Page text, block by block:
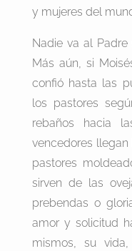
y mujeres del
Nadie va al Padre
Más aún, si
confió hasta las
los pastores
rebaños hacia
vencedores llegan
pastores
sirven de las
prebendas o
amor y solicitud
mismos, su